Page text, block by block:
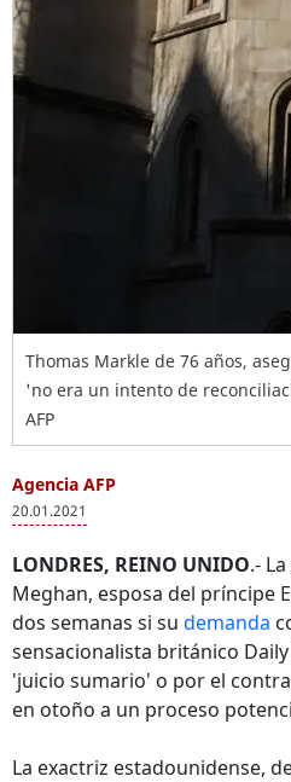
Thomas Markle de 76 años,
'no era un intento de
AFP
Agencia AFP
20.01.2021
LONDRES, REINO UNIDO.-
Meghan, esposa del príncipe
dos semanas si su demanda
sensacionalista británico
'juicio sumario' o por el
en otoño a un proceso
La exactriz estadounidense,